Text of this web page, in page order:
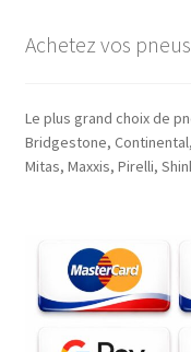
Achetez vos
Le plus grand choix de
Bridgestone,
Mitas, Maxxis, Pirelli,